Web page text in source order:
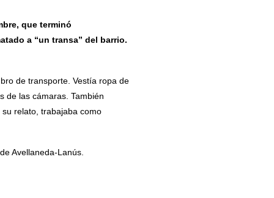
que terminó
a “un transa” del barrio.
de transporte. Vestía ropa de
de las cámaras. También
relato, trabajaba como
Avellaneda-Lanús.